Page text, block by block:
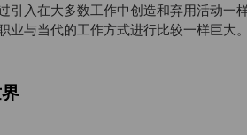
入在大多数工作中创造和弃用活动一
与当代的工作方式进行比较一样巨大。